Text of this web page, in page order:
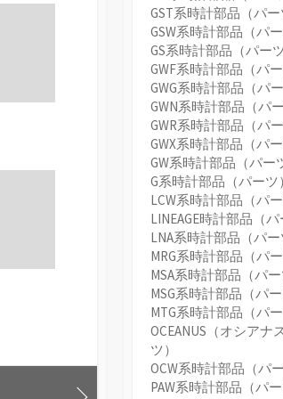
GST系時計部品（パー
GSW系時計部品（パー
GS系時計部品（パーツ
GWF系時計部品（パー
GWG系時計部品（パー
GWN系時計部品（パー
GWR系時計部品（パー
GWX系時計部品（パー
GW系時計部品（パー
G系時計部品（パーツ）
LCW系時計部品（パー
LINEAGE時計部品（パ
LNA系時計部品（パー
MRG系時計部品（パー
MSA系時計部品（パー
MSG系時計部品（パー
MTG系時計部品（パー
OCEANUS（オシアナ
ツ）
OCW系時計部品（パー
PAW系時計部品（パー